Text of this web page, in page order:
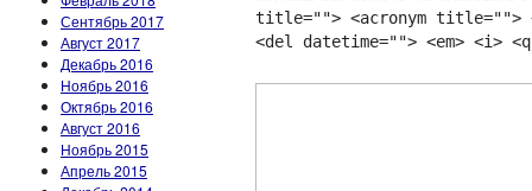
Сентябрь 2017
Август 2017
Декабрь 2016
Ноябрь 2016
Октябрь 2016
Август 2016
Ноябрь 2015
Апрель 2015
title=""> <acronym title="">
<del datetime=""> <em> <i>